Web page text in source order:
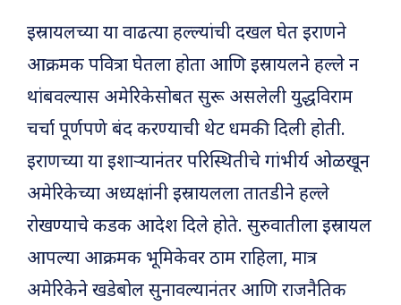
इस्रायलच्या या वाढत्या हल्ल्यांची दखल घेत इराणने
आक्रमक पवित्रा घेतला होता आणि इस्रायलने हल्ले न
थांबवल्यास अमेरिकेसोबत सुरू असलेली युद्धविराम
चर्चा पूर्णपणे बंद करण्याची थेट धमकी दिली होती.
इराणच्या या इशाऱ्यानंतर परिस्थितीचे गांभीर्य ओळखून
अमेरिकेच्या अध्यक्षांनी इस्रायलला तातडीने हल्ले
रोखण्याचे कडक आदेश दिले होते. सुरुवातीला इस्रायल
आपल्या आक्रमक भूमिकेवर ठाम राहिला, मात्र
अमेरिकेने खडेबोल सुनावल्यानंतर आणि राजनैतिक